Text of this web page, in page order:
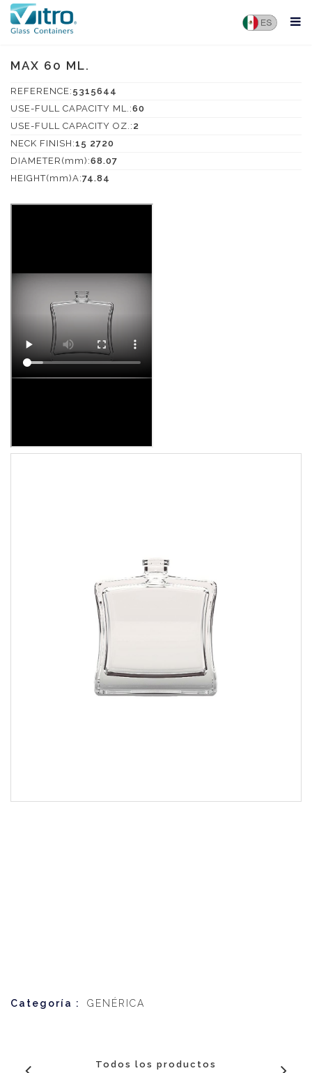
MAX 60 ML.
REFERENCE: 5315644
USE-FULL CAPACITY ML.:60
USE-FULL CAPACITY OZ.: 2
NECK FINISH:15 2720
DIAMETER(mm):68.07
HEIGHT(mm)A:74.84
Categoría : GENÉRICA
Todos los productos